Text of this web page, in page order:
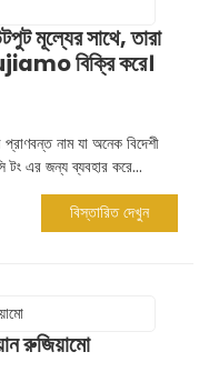
মূল্যের সাথে, তারা
বিক্রি করে।
প্রাণবন্ত নাম যা অনেক বিদেশী
টং এর জন্য ব্যবহার করে...
বিস্তারিত দেখুন
রুজিয়ামো